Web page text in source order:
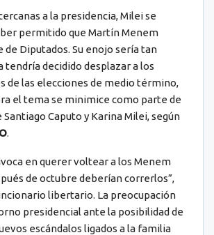
a la presidencia, Milei se
permitido que Martín Menem
Diputados. Su enojo sería tan
tendría decidido desplazar a los
de las elecciones de medio término,
el tema se minimice como parte de
Caputo y Karina Milei, según
.
en querer voltear a los Menem
de octubre deberían correrlos”,
libertario. La preocupación
presidencial ante la posibilidad de
escándalos ligados a la familia